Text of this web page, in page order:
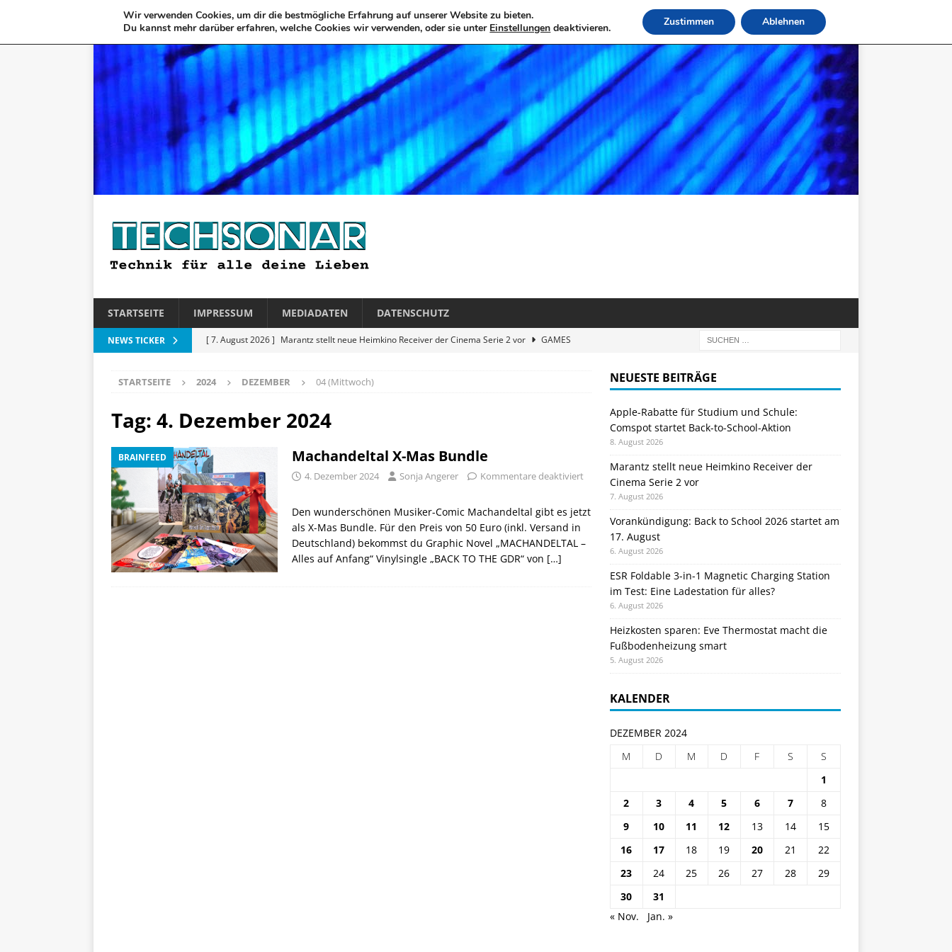
STARTSEITE IMPRESSUM MEDIADATEN DATENSCHUTZ
NEWS TICKER [ 7. August 2026 ] Marantz stellt neue Heimkino Receiver der Cinema Serie 2 vor
GAMES
[ 6. August 2026 ] ESR Foldable 3-in-1 Magnetic Charging Station im Test: Eine Ladestation für
APPLE
SMART HOME
[ 8. August 2026 ]
Apple-Rabatte für Studium und Schule: Comspot startet Back-to-School-
Aktion
SPARTIPPS
STARTSEITE 2024 DEZEMBER 04 (Mittwoch)
Tag: 4. Dezember 2024
BRAINFEED Machandeltal X-Mas Bundle
4. Dezember 2024 Sonja Angerer Kommentare deaktiviert
Den wunderschönen Musiker-Comic Machandeltal gibt es jetzt
als X-Mas Bundle. Für den Preis von 50 Euro (inkl. Versand in
Deutschland) bekommst du Graphic Novel „MACHANDELTAL –
Alles auf Anfang“ Vinylsingle „BACK TO THE GDR“ von […]
NEUESTE BEITRÄGE
Apple-Rabatte für Studium und Schule:
Comspot startet Back-to-School-Aktion
8. August 2026
Marantz stellt neue Heimkino Receiver der
Cinema Serie 2 vor
7. August 2026
Vorankündigung: Back to School 2026 startet am
17. August
6. August 2026
ESR Foldable 3-in-1 Magnetic Charging Station
im Test: Eine Ladestation für alles?
6. August 2026
Heizkosten sparen: Eve Thermostat macht die
Fußbodenheizung smart
5. August 2026
KALENDER
DEZEMBER 2024
M
D M D F S
S
1
2
3 4 5 6 7
8
9
10 11 12 13 14
15
16
17 18 19 20 21
22
23
24 25 26 27 28
29
30
31
« Nov.
Jan. »
Wir verwenden Cookies, um dir die bestmögliche Erfahrung auf unserer Website zu bieten.
Du kannst mehr darüber erfahren, welche Cookies wir verwenden, oder sie unter Einstellungen deaktivieren. Zustimmen Ablehnen